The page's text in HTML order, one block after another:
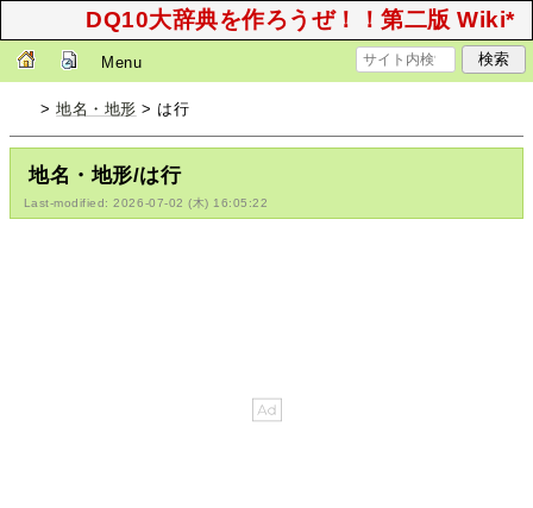
DQ10大辞典を作ろうぜ！！第二版 Wiki*
Menu
>地名・地形 > は行
地名・地形/は行
Last-modified: 2026-07-02 (木) 16:05:22